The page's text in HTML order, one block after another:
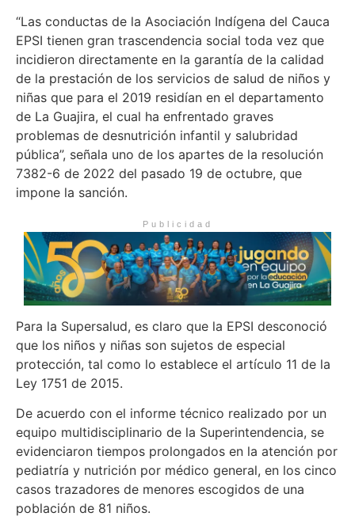
“Las conductas de la Asociación Indígena del Cauca
EPSI tienen gran trascendencia social toda vez que
incidieron directamente en la garantía de la calidad
de la prestación de los servicios de salud de niños y
niñas que para el 2019 residían en el departamento
de La Guajira, el cual ha enfrentado graves
problemas de desnutrición infantil y salubridad
pública”, señala uno de los apartes de la resolución
7382-6 de 2022 del pasado 19 de octubre, que
impone la sanción.
Publicidad
Para la Supersalud, es claro que la EPSI desconoció
que los niños y niñas son sujetos de especial
protección, tal como lo establece el artículo 11 de la
Ley 1751 de 2015.
De acuerdo con el informe técnico realizado por un
equipo multidisciplinario de la Superintendencia, se
evidenciaron tiempos prolongados en la atención por
pediatría y nutrición por médico general, en los cinco
casos trazadores de menores escogidos de una
población de 81 niños.